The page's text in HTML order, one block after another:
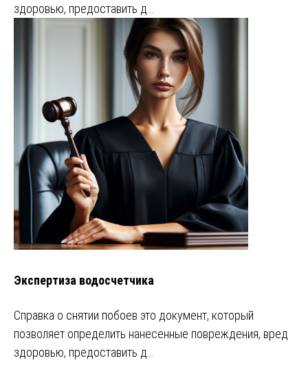
здоровью, предоставить д…
Экспертиза водосчетчика
Справка о снятии побоев это документ, который
позволяет определить нанесенные повреждения, вред
здоровью, предоставить д…